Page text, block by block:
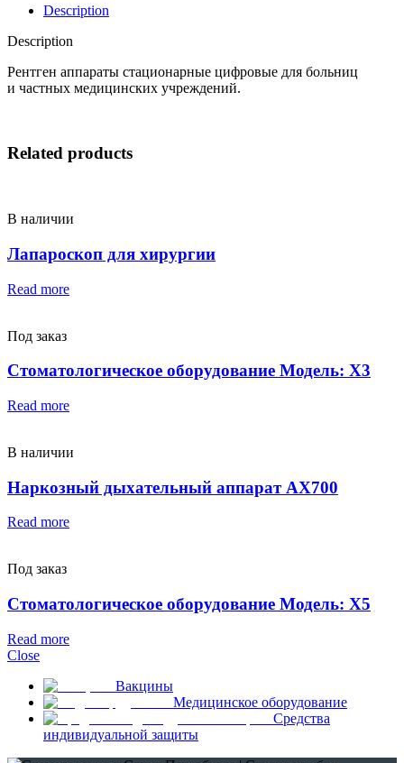
Description
Description
Рентген аппараты стационарные цифровые для больниц
и частных медицинских учреждений.
Related products
В наличии
Лапароскоп для хирургии
Read more
Под заказ
Стоматологическое оборудование Модель: X3
Read more
В наличии
Наркозный дыхательный аппарат AX700
Read more
Под заказ
Стоматологическое оборудование Модель: X5
Read more
Close
Вакцины
Медицинское оборудование
Средства
индивидуальной защиты